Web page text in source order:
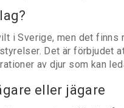
i Sverige, men det finns
Det är förbjudet
av djur som kan
eller jägare